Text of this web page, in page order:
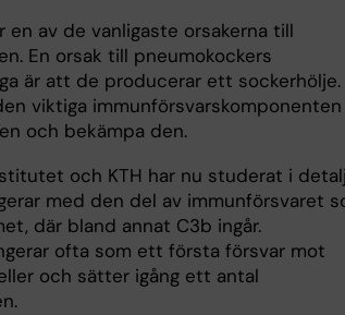
en av de vanligaste orsakerna till
En orsak till pneumokockers
är att de producerar ett sockerhölje.
viktiga immunförsvarskomponenten
och bekämpa den.
och KTH har nu studerat i detalj
med den del av immunförsvaret
där bland annat C3b ingår.
ofta som ett första försvar mot
och sätter igång ett antal